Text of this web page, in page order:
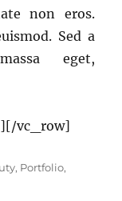
non eros.
Sed a
eget,
vc_row]
, Portfolio,